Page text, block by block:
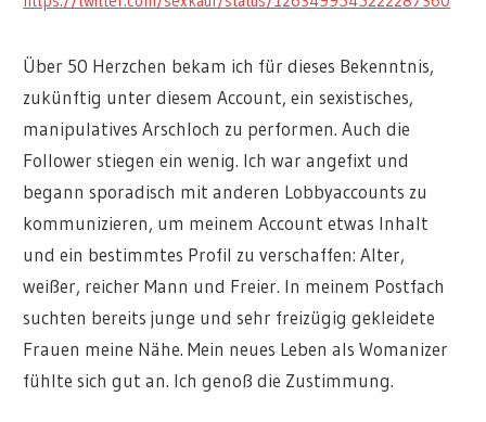
Über 50 Herzchen bekam ich für dieses Bekenntnis,
zukünftig unter diesem Account, ein sexistisches,
manipulatives Arschloch zu performen. Auch die
Follower stiegen ein wenig. Ich war angefixt und
begann sporadisch mit anderen Lobbyaccounts zu
kommunizieren, um meinem Account etwas Inhalt
und ein bestimmtes Profil zu verschaffen: Alter,
weißer, reicher Mann und Freier. In meinem Postfach
suchten bereits junge und sehr freizügig gekleidete
Frauen meine Nähe. Mein neues Leben als Womanizer
fühlte sich gut an. Ich genoß die Zustimmung.